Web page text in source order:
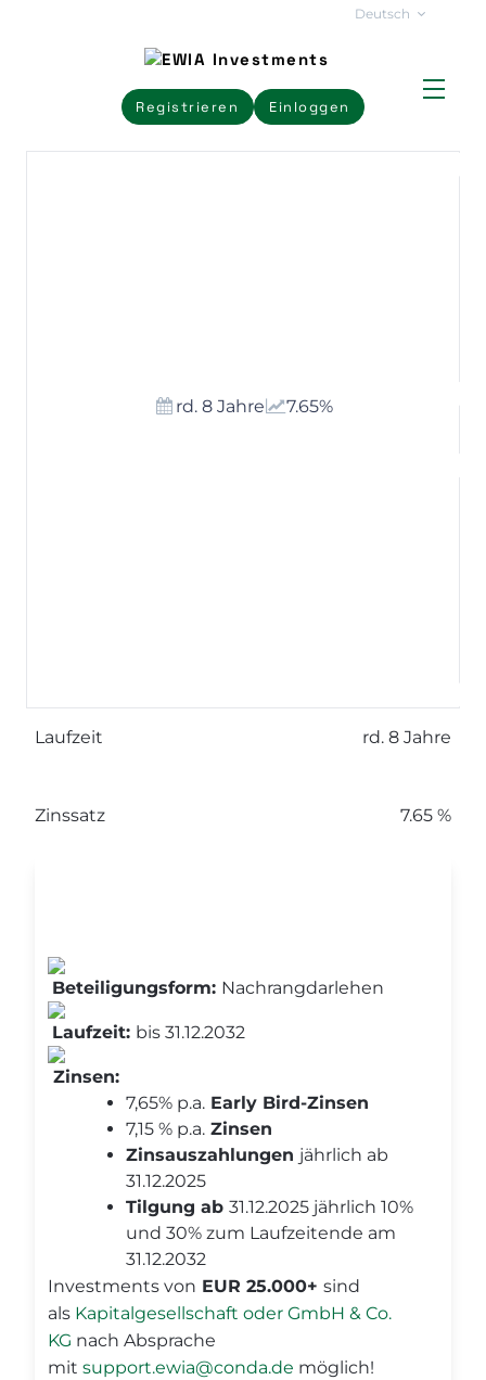
Deutsch
Registrieren Einloggen
rd. 8 Jahre
7.65%
Laufzeit rd. 8 Jahre
Zinssatz 7.65 %
Beteiligungsform: Nachrangdarlehen
Laufzeit: bis 31.12.2032
Zinsen:
7,65% p.a. Early Bird-Zinsen
7,15 % p.a. Zinsen
Zinsauszahlungen jährlich ab
31.12.2025
Tilgung ab 31.12.2025 jährlich 10%
und 30% zum Laufzeitende am
31.12.2032
Investments von EUR 25.000+ sind
als Kapitalgesellschaft oder GmbH & Co.
KG nach Absprache
mit support.ewia@conda.de möglich!